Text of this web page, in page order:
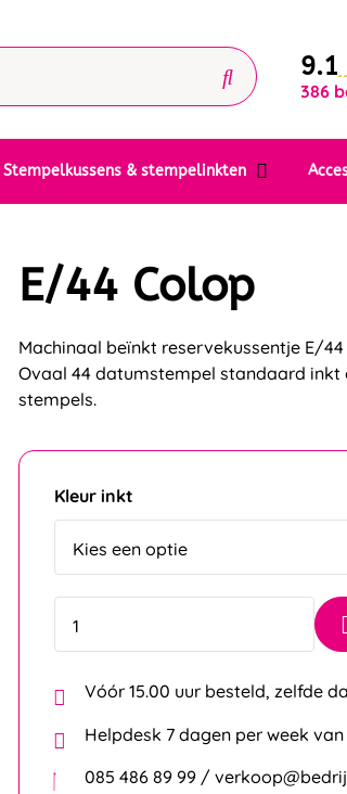
9.1
386
Stempelkussens & stempelinkten
E/44 Colop
Machinaal beïnkt reservekussentje E/
Ovaal 44 datumstempel standaard
stempels.
Kleur inkt
Vóór 15.00 uur besteld, zelfde
Helpdesk 7 dagen per week
085 486 89 99 /